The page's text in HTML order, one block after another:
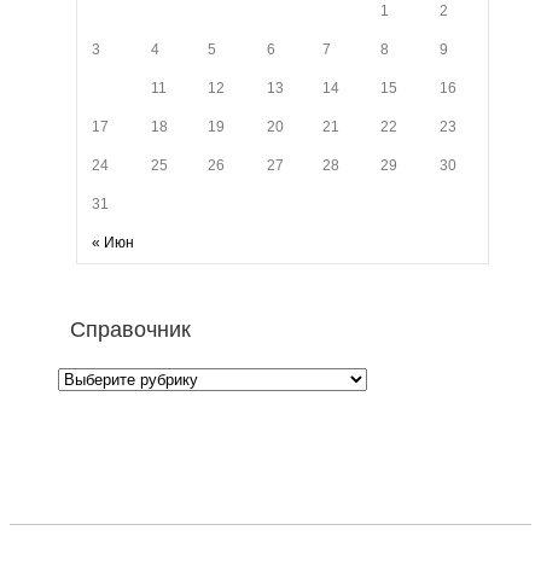
« Июн
1 2
3 4 5 6 7 8 9
11 12 13 14 15 16
17 18 19 20 21 22 23
24 25 26 27 28 29 30
31
Справочник